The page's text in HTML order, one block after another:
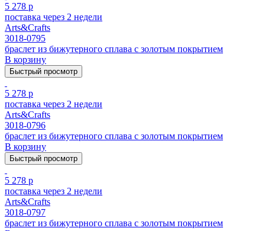
5 278 р
поставка через 2 недели
Arts&Crafts
3018-0795
браслет из бижутерного сплава с золотым покрытием
В корзину
Быстрый просмотр
5 278 р
поставка через 2 недели
Arts&Crafts
3018-0796
браслет из бижутерного сплава с золотым покрытием
В корзину
Быстрый просмотр
5 278 р
поставка через 2 недели
Arts&Crafts
3018-0797
браслет из бижутерного сплава с золотым покрытием